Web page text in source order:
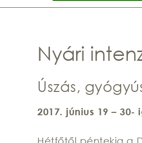
Nyári
Úszás,
2017. június 19 – 30-